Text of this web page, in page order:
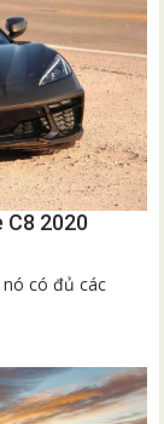
C8 2020
nó có đủ các